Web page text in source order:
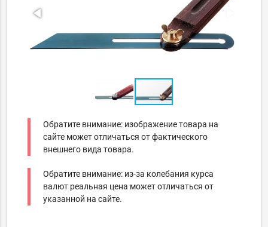
Обратите внимание: изображение товара на
сайте может отличаться от фактического
внешнего вида товара.
Обратите внимание: из-за колебания курса
валют реальная цена может отличаться от
указанной на сайте.